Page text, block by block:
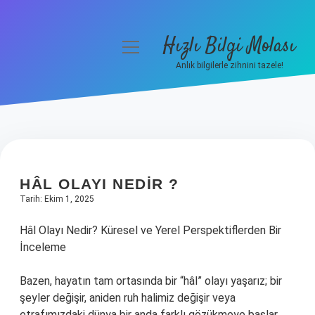
Hakkımızda
menüyüHızlı Bilgi Molası
Anlık bilgilerle zihnini tazele!
HÂL OLAYI NEDIR ?
Tarih: Ekim 1, 2025
Hâl Olayı Nedir? Küresel ve Yerel Perspektiflerden Bir
İnceleme
Bazen, hayatın tam ortasında bir “hâl” olayı yaşarız; bir
şeyler değişir, aniden ruh halimiz değişir veya